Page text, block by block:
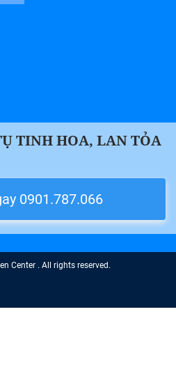
TINH HOA, LAN TỎA
0901.787.066
Center . All rights reserved.